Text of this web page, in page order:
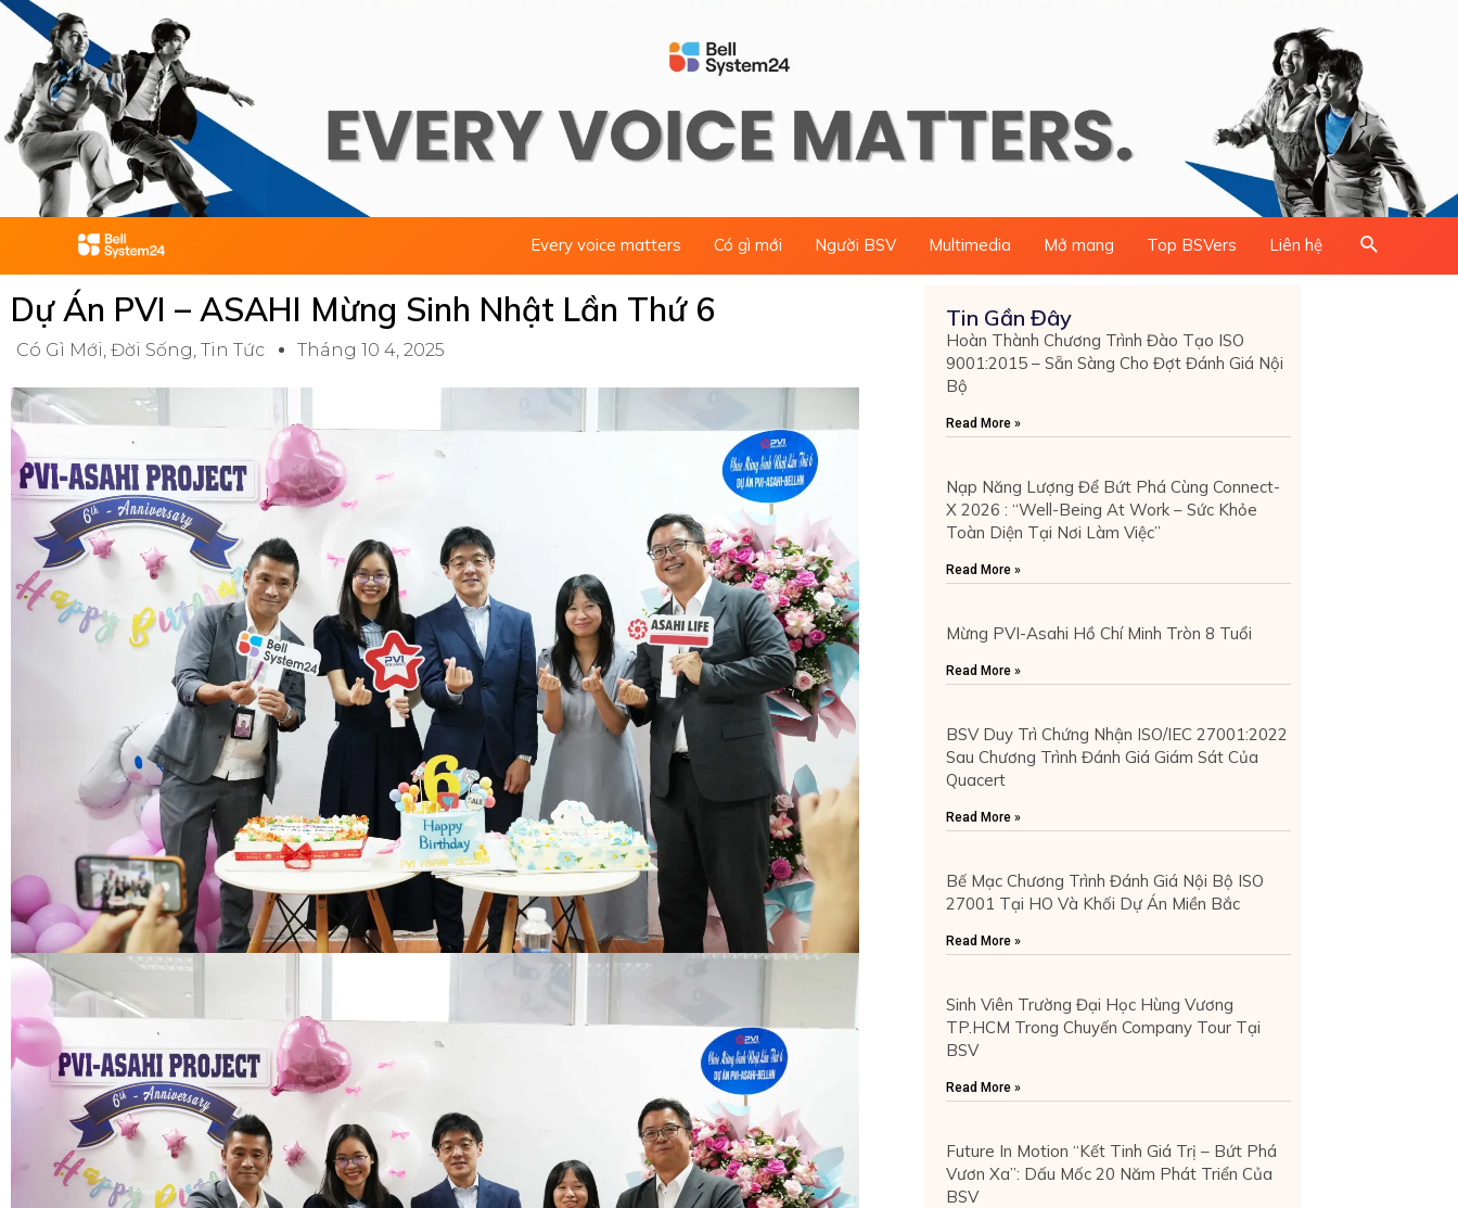
Skip
content
Every voice matters Có gì mới Người BSV Multimedia Mở mang Top BSVers Liên hệ Search
Dự Án PVI – ASAHI Mừng Sinh Nhật Lần Thứ 6
Có Gì Mới, Đời Sống, Tin Tức Tháng 10 4, 2025
Tin Gần Đây
Hoàn Thành Chương Trình Đào Tạo ISO
9001:2015 – Sẵn Sàng Cho Đợt Đánh Giá Nội
Bộ
Read More »
Nạp Năng Lượng Để Bứt Phá Cùng Connect-
X 2026 : “Well-Being At Work – Sức Khỏe
Toàn Diện Tại Nơi Làm Việc”
Read More »
Mừng PVI-Asahi Hồ Chí Minh Tròn 8 Tuổi
Read More »
BSV Duy Trì Chứng Nhận ISO/IEC 27001:2022
Sau Chương Trình Đánh Giá Giám Sát Của
Quacert
Read More »
Bế Mạc Chương Trình Đánh Giá Nội Bộ ISO
27001 Tại HO Và Khối Dự Án Miền Bắc
Read More »
Sinh Viên Trường Đại Học Hùng Vương
TP.HCM Trong Chuyến Company Tour Tại
BSV
Read More »
Future In Motion “Kết Tinh Giá Trị – Bứt Phá
Vươn Xa”: Dấu Mốc 20 Năm Phát Triển Của
BSV